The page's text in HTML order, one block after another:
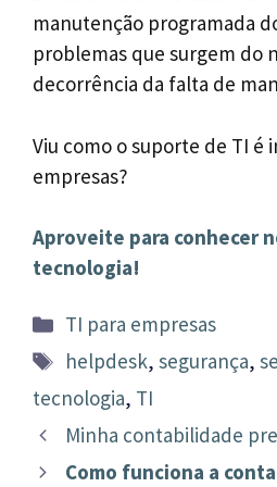
manutenção programada
problemas que surgem do
decorrência da falta de
Viu como o suporte de TI é
empresas?
Aproveite para conhecer
tecnologia!
Categorias
TI para empresas
Tags
helpdesk,segurança,
tecnologia, TI
Navegação
de
Minha contabilidade
Como funciona a